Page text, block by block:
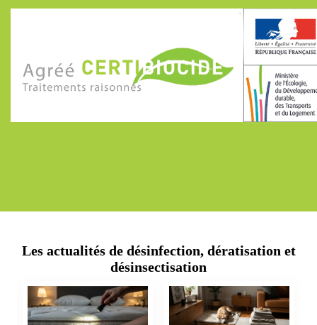
Les actualités de désinfection, dératisation et
désinsectisation